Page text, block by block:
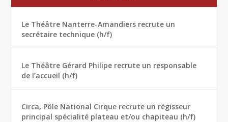
Le Théâtre Nanterre-Amandiers recrute un
secrétaire technique (h/f)
Le Théâtre Gérard Philipe recrute un responsable
de l’accueil (h/f)
Circa, Pôle National Cirque recrute un régisseur
principal spécialité plateau et/ou chapiteau (h/f)